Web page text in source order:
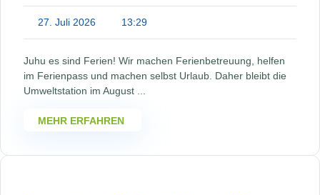
27. Juli 2026 13:29
Juhu es sind Ferien! Wir machen Ferienbetreuung, helfen
im Ferienpass und machen selbst Urlaub. Daher bleibt die
Umweltstation im August ...
MEHR ERFAHREN